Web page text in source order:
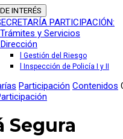
DE INTERÉS
PARTICIPACIÓN:
y Servicios
l Gestión del Riesgo
l Inspección de Policía I y II
Participación Contenidos
Segura